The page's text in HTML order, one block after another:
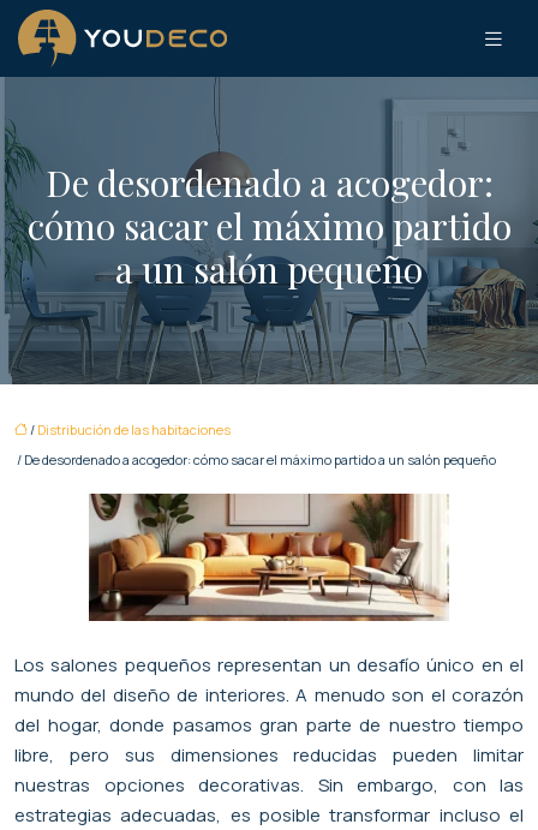
De desordenado a acogedor:
cómo sacar el máximo partido
a un salón pequeño
/ Distribución de las habitaciones
/ De desordenado a acogedor: cómo sacar el máximo partido a un salón pequeño
Los salones pequeños representan un desafío único en el
mundo del diseño de interiores. A menudo son el corazón
del hogar, donde pasamos gran parte de nuestro tiempo
libre, pero sus dimensiones reducidas pueden limitar
nuestras opciones decorativas. Sin embargo, con las
estrategias adecuadas, es posible transformar incluso el